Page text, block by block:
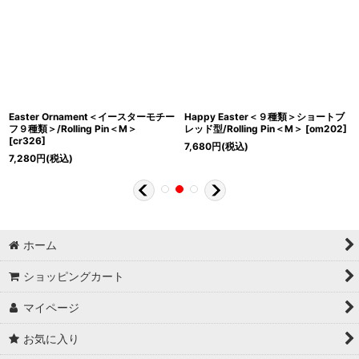
Easter Ornament＜イースターモチー
フ９種類＞/Rolling Pin＜M＞
[cr326]
7,280円(税込)
Happy Easter＜９種類＞ショートブ
レッド型/Rolling Pin＜M＞ [om202]
7,680円(税込)
ホーム
ショッピングカート
マイページ
お気に入り